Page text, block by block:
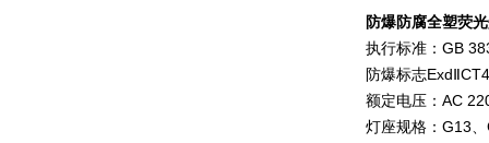
防爆防腐全塑荧
执行标准：GB
防爆标志
额定电压：AC
灯座规格：G13